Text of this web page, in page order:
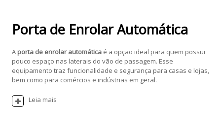
Porta de Enrolar Automática
A porta de enrolar automáticaé a opção ideal para quem possui
pouco espaço nas laterais do vão de passagem. Esse
equipamento traz funcionalidade e segurança para casas e lojas,
bem como para comércios e indústrias em geral.
Leia mais